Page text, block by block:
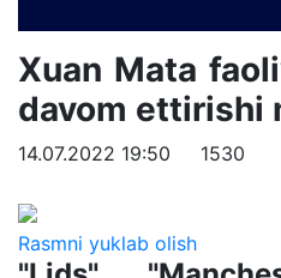
Xuan Mata
davom ettirishi
14.07.2022 19:50 1530
Rasmni yuklab olish